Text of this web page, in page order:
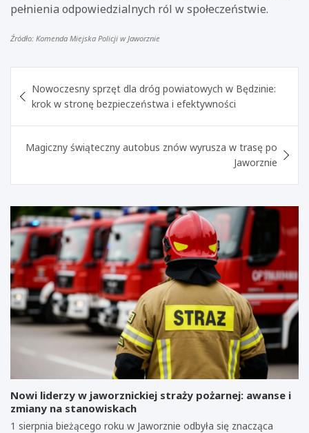
pełnienia odpowiedzialnych ról w społeczeństwie.
Źródło: Komenda Miejska Policji w Jaworznie
wpisu
Nowoczesny sprzęt dla dróg powiatowych w Będzinie:
krok w stronę bezpieczeństwa i efektywności
Magiczny świąteczny autobus znów wyrusza w trasę po
Jaworznie
Nowi liderzy w jaworznickiej straży pożarnej: awanse i
zmiany na stanowiskach
1 sierpnia bieżącego roku w Jaworznie odbyła się znacząca